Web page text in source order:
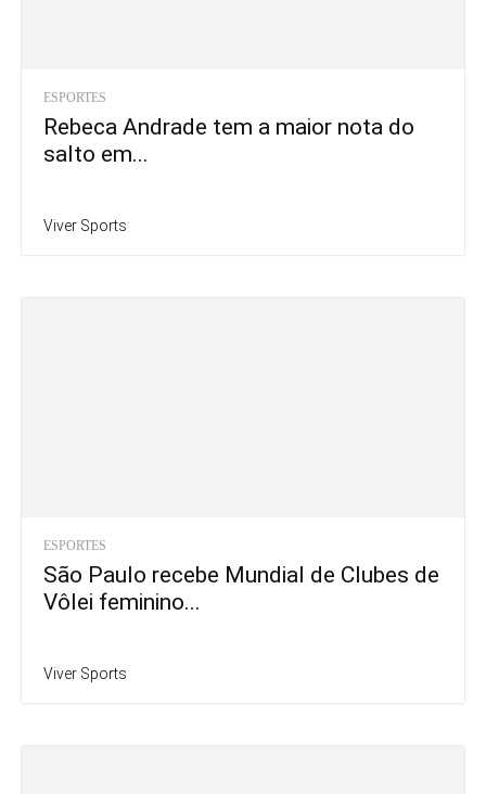
ESPORTES
Rebeca Andrade tem a maior nota do
salto em...
Viver Sports
ESPORTES
São Paulo recebe Mundial de Clubes de
Vôlei feminino...
Viver Sports